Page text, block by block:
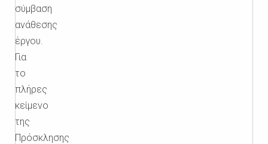
σύμβαση
ανάθεσης
έργου.
Για
το
πλήρες
κείμενο
της
Πρόσκλησης